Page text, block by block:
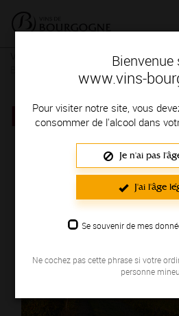
Bienvenue
www.vins-
Pour visiter notre site, vous
consommer de l'alcool dans
Je n'ai pas
J'ai l'âge
Se souvenir de mes
Ne cochez pas cette phrase si votre
personne
La Bourgogne et ses
Bourgogne, une localisation privilégiée
MÂCON-